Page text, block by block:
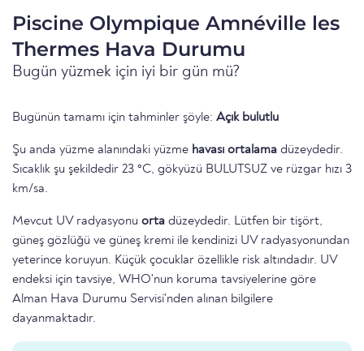
Piscine Olympique Amnéville les
Thermes Hava Durumu
Bugün yüzmek için iyi bir gün mü?
Bugünün tamamı için tahminler şöyle: Açık bulutlu
Şu anda yüzme alanındaki yüzme havası ortalama düzeydedir.
Sıcaklık şu şekildedir 23 °C, gökyüzü BULUTSUZ ve rüzgar hızı 3
km/sa.
Mevcut UV radyasyonu orta düzeydedir. Lütfen bir tişört,
güneş gözlüğü ve güneş kremi ile kendinizi UV radyasyonundan
yeterince koruyun. Küçük çocuklar özellikle risk altındadır. UV
endeksi için tavsiye, WHO'nun koruma tavsiyelerine göre
Alman Hava Durumu Servisi'nden alınan bilgilere
dayanmaktadır.